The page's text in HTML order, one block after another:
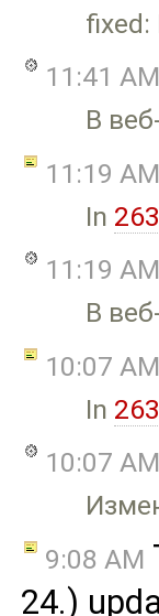
fixed:
11:41 AM
В
11:19 AM
In
11:19 AM
В
10:07 AM
In
10:07 AM
9:08 AM
24.)